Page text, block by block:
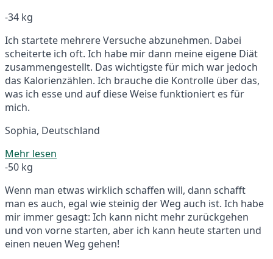
-34 kg
Ich startete mehrere Versuche abzunehmen. Dabei
scheiterte ich oft. Ich habe mir dann meine eigene Diät
zusammengestellt. Das wichtigste für mich war jedoch
das Kalorienzählen. Ich brauche die Kontrolle über das,
was ich esse und auf diese Weise funktioniert es für
mich.
Sophia, Deutschland
Mehr lesen
-50 kg
Wenn man etwas wirklich schaffen will, dann schafft
man es auch, egal wie steinig der Weg auch ist. Ich habe
mir immer gesagt: Ich kann nicht mehr zurückgehen
und von vorne starten, aber ich kann heute starten und
einen neuen Weg gehen!